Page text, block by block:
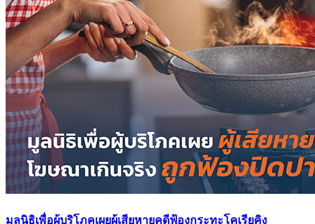
มูลนิธิเพื่อผู้บริโภคเผยผู้เสียหายคดีฟ้องกระทะโคเรียคิง